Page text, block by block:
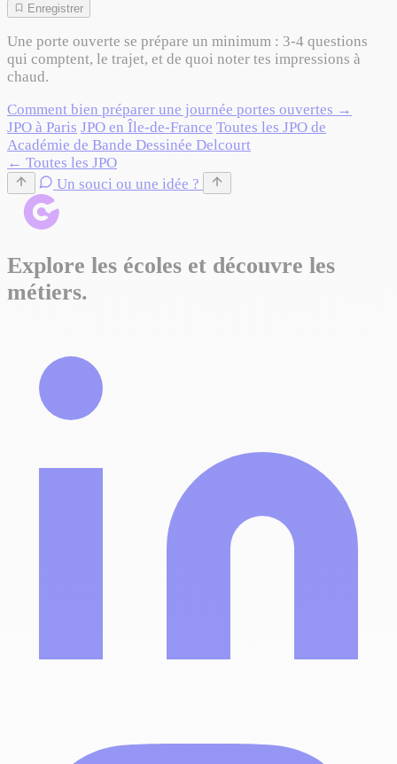
Enregistrer
Une porte ouverte se prépare un minimum : 3-4 questions
qui comptent, le trajet, et de quoi noter tes impressions à
chaud.
Comment bien préparer une journée portes ouvertes →
JPO à Paris JPO en Île-de-France Toutes les JPO de
Académie de Bande Dessinée Delcourt
← Toutes les JPO
Un souci ou une idée ?
Explore les écoles et découvre les
métiers.